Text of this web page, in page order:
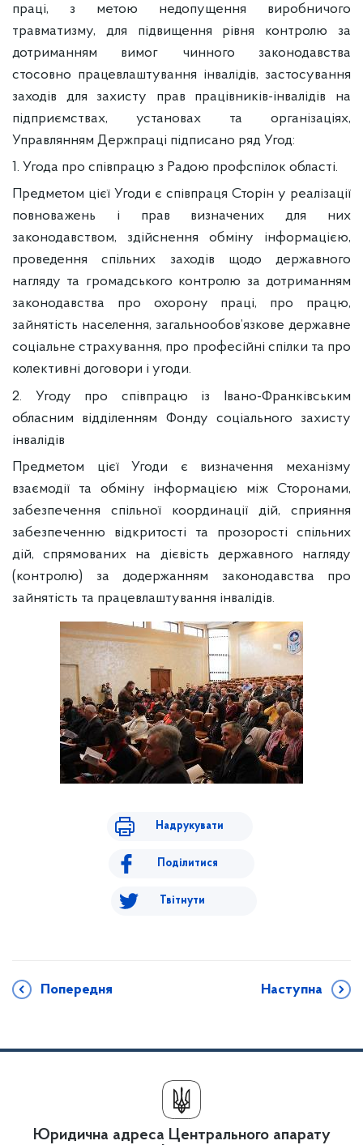
праці, з метою недопущення виробничого
травматизму, для підвищення рівня контролю за
дотриманням вимог чинного законодавства
стосовно працевлаштування інвалідів, застосування
заходів для захисту прав працівників-інвалідів на
підприємствах, установах та організаціях,
Управлянням Держпраці підписано ряд Угод:
1. Угода про співпрацю з Радою профспілок області.
Предметом цієї Угоди є співпраця Сторін у реалізації
повноважень і прав визначених для них
законодавством, здійснення обміну інформацією,
проведення спільних заходів щодо державного
нагляду та громадського контролю за дотриманням
законодавства про охорону праці, про працю,
зайнятість населення, загальнообов’язкове державне
соціальне страхування, про професійні спілки та про
колективні договори і угоди.
2. Угоду про співпрацю із Івано-Франківським
обласним відділенням Фонду соціального захисту
інвалідів
Предметом цієї Угоди є визначення механізму
взаємодії та обміну інформацією між Сторонами,
забезпечення спільної координації дій, сприяння
забезпеченню відкритості та прозорості спільних
дій, спрямованих на дієвість державного нагляду
(контролю) за додержанням законодавства про
зайнятість та працевлаштування інвалідів.
Надрукувати
Поділитися
Твітнути
Попередня Наступна
Юридична адреса Центрального апарату